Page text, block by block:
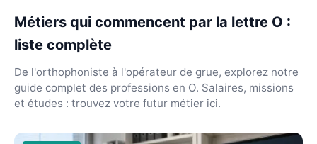
Métiers qui commencent par la lettre O :
liste complète
De l'orthophoniste à l'opérateur de grue, explorez notre
guide complet des professions en O. Salaires, missions
et études : trouvez votre futur métier ici.